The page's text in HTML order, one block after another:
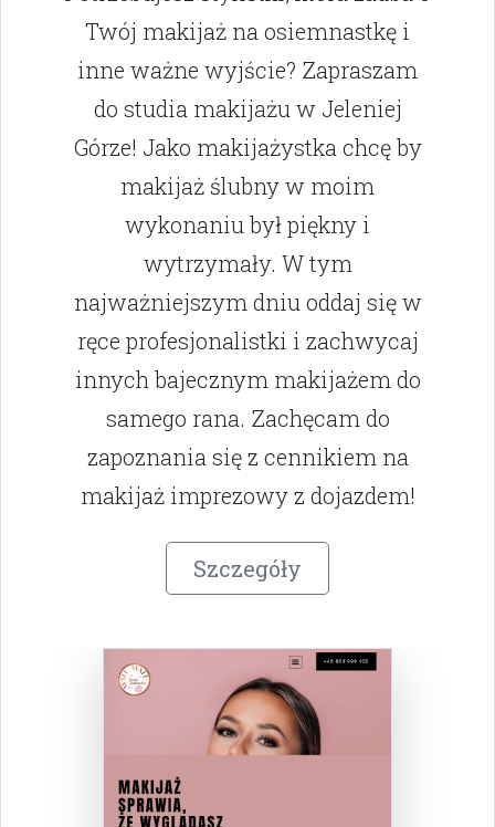
Twój makijaż na osiemnastkę i
inne ważne wyjście? Zapraszam
do studia makijażu w Jeleniej
Górze! Jako makijażystka chcę by
makijaż ślubny w moim
wykonaniu był piękny i
wytrzymały. W tym
najważniejszym dniu oddaj się w
ręce profesjonalistki i zachwycaj
innych bajecznym makijażem do
samego rana. Zachęcam do
zapoznania się z cennikiem na
makijaż imprezowy z dojazdem!
Szczegóły